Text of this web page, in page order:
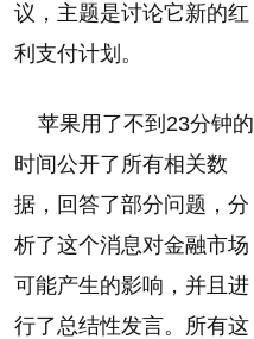
议，主题是讨论它新的红
利支付计划。
苹果用了不到23分钟的
时间公开了所有相关数
据，回答了部分问题，分
析了这个消息对金融市场
可能产生的影响，并且进
行了总结性发言。所有这